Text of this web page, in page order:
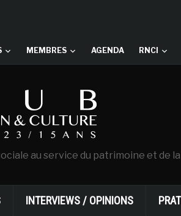
MEMBRES AGENDA RNCI
au service du patrimoine et de
INTERVIEWS / OPINIONS